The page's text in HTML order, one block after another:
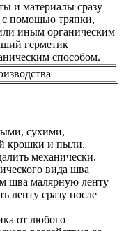
и материалы сразу
с помощью тряпки,
иным органическим
герметик
способом.
сухими,
крошки и пыли.
механически.
вида шва
шва малярную ленту
ленту сразу после
от любого